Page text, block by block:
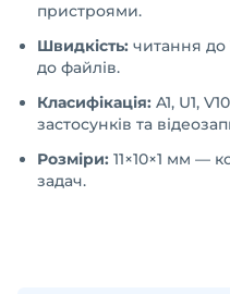
пристроями.
Швидкість: читання
до файлів.
Класифікація: A1, U1,
застосунків та
Розміри: 11×10×1 мм —
задач.